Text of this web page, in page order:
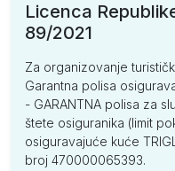
Licenca
89/2021
Za organizovanje
Garantna polisa
- GARANTNA polisa za
štete osiguranika (limit
osiguravajuće kuće
broj 470000065393.